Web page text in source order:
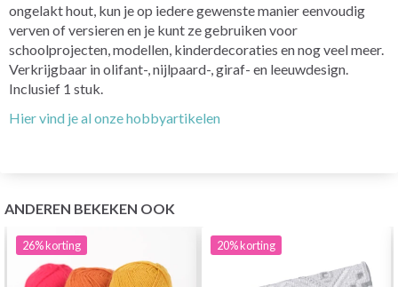
ongelakt hout, kun je op iedere gewenste manier eenvoudig
verven of versieren en je kunt ze gebruiken voor
schoolprojecten, modellen, kinderdecoraties en nog veel meer.
Verkrijgbaar in olifant-, nijlpaard-, giraf- en leeuwdesign.
Inclusief 1 stuk.
Hier vind je al onze hobbyartikelen
ANDEREN BEKEKEN OOK
26%korting 20%korting